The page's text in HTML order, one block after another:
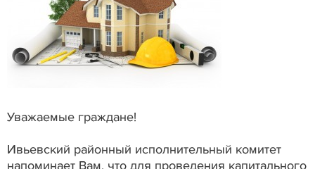
Уважаемые граждане!
Ивьевский районный исполнительный комитет
напоминает Вам, что для проведения капитального